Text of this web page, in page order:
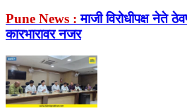
Pune News : माजी विरोधीपक्ष नेते
कारभारावर नजर